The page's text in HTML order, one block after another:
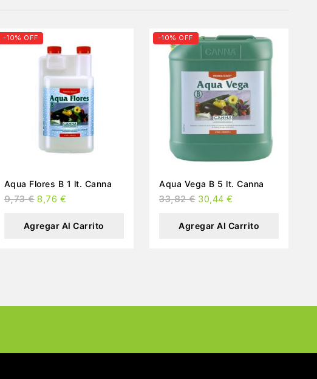
-10% OFF
Aqua Flores B 1 lt. Canna
9,73€ 8,76 €
Agregar Al Carrito
-10% OFF
Aqua Vega B 5 lt. Canna
33,82€ 30,44 €
Agregar Al Carrito